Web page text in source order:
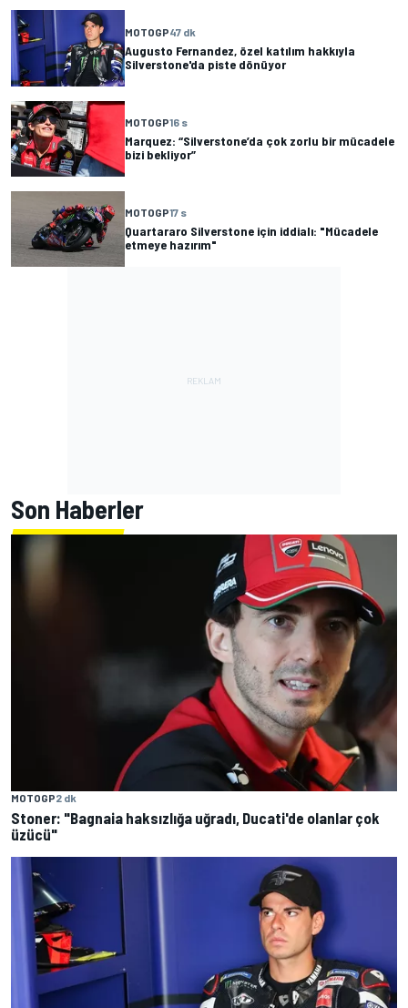
MOTOGP47 dk
Augusto Fernandez, özel katılım hakkıyla
Silverstone'da piste dönüyor
MOTOGP16 s
Marquez: “Silverstone’da çok zorlu bir mücadele
bizi bekliyor”
MOTOGP17 s
Quartararo Silverstone için iddialı: "Mücadele
etmeye hazırım"
Son Haberler
MOTOGP2 dk
Stoner: "Bagnaia haksızlığa uğradı, Ducati'de olanlar çok
üzücü"